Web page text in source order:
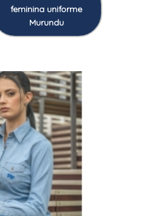
feminina uniforme
Murundu